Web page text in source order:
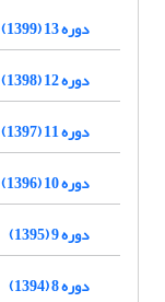
دوره 13 (1399)
دوره 12 (1398)
دوره 11 (1397)
دوره 10 (1396)
دوره 9 (1395)
دوره 8 (1394)